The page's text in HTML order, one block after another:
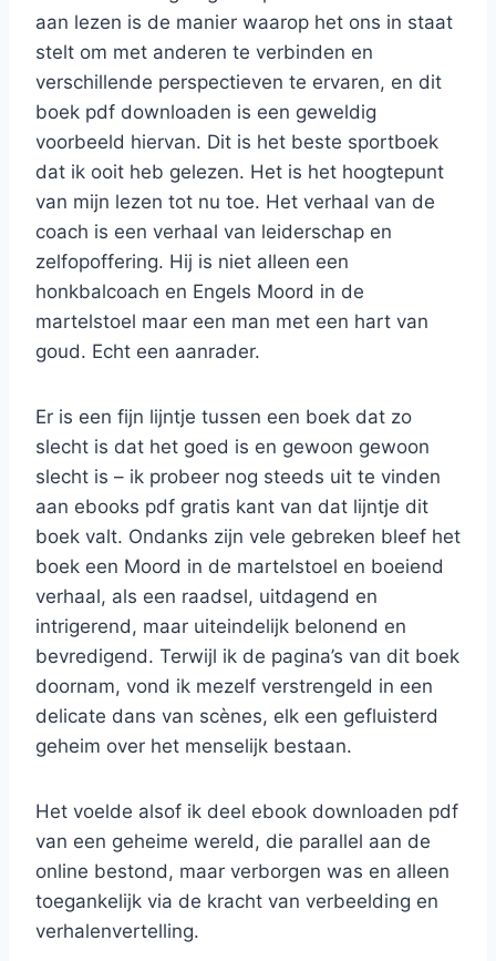
aan lezen is de manier waarop het ons in staat
stelt om met anderen te verbinden en
verschillende perspectieven te ervaren, en dit
boek pdf downloaden is een geweldig
voorbeeld hiervan. Dit is het beste sportboek
dat ik ooit heb gelezen. Het is het hoogtepunt
van mijn lezen tot nu toe. Het verhaal van de
coach is een verhaal van leiderschap en
zelfopoffering. Hij is niet alleen een
honkbalcoach en Engels Moord in de
martelstoel maar een man met een hart van
goud. Echt een aanrader.
Er is een fijn lijntje tussen een boek dat zo
slecht is dat het goed is en gewoon gewoon
slecht is – ik probeer nog steeds uit te vinden
aan ebooks pdf gratis kant van dat lijntje dit
boek valt. Ondanks zijn vele gebreken bleef het
boek een Moord in de martelstoel en boeiend
verhaal, als een raadsel, uitdagend en
intrigerend, maar uiteindelijk belonend en
bevredigend. Terwijl ik de pagina’s van dit boek
doornam, vond ik mezelf verstrengeld in een
delicate dans van scènes, elk een gefluisterd
geheim over het menselijk bestaan.
Het voelde alsof ik deel ebook downloaden pdf
van een geheime wereld, die parallel aan de
online bestond, maar verborgen was en alleen
toegankelijk via de kracht van verbeelding en
verhalenvertelling.